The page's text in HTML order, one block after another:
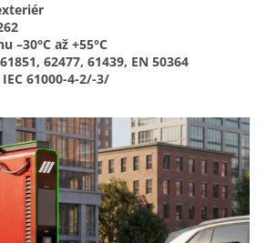
–30°C až +55°C
62477, 61439, EN 50364
61000-4-2/-3/